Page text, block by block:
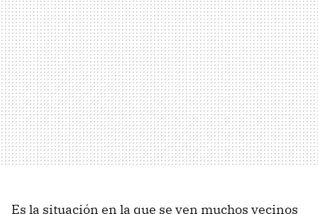
Es la situación en la que se ven muchos vecinos